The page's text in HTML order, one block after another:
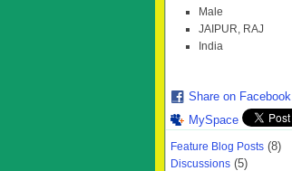
Male
JAIPUR, RAJ
India
Share on Facebook
MySpace
Feature Blog Posts (8)
Discussions (5)